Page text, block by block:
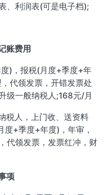
、利润表(可是电子档);
账费用
)，报税(月度+季度+年
代领发票，开错发票处
级一般纳税人;168元/月
税人，上门收、送资料
+季度+年度)，年审，
代领发票，发票红冲，财
项